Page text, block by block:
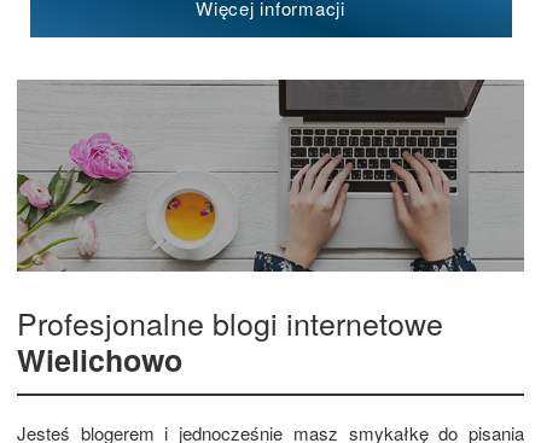
Więcej informacji
Profesjonalne blogi internetowe
Wielichowo
Jesteś blogerem i jednocześnie masz smykałkę do pisania